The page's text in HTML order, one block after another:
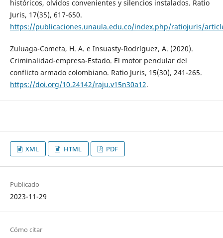
históricos, olvidos convenientes y silencios instalados. Ratio
Juris, 17(35), 617-650.
https://publicaciones.unaula.edu.co/index.php/ratiojuris/
Zuluaga-Cometa, H. A. e Insuasty-Rodríguez, A. (2020).
Criminalidad-empresa-Estado. El motor pendular del
conflicto armado colombiano. Ratio Juris, 15(30), 241-265.
https://doi.org/10.24142/raju.v15n30a12.
XML HTML PDF
Publicado
2023-11-29
Cómo citar